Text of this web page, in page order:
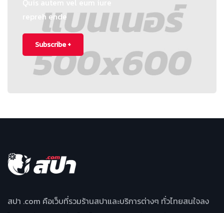
repreh ende
Subscribe +
สปา .com คือเว็บที่รวมร้านสปาและบริการต่างๆ ทั่วไทยสนใจลง